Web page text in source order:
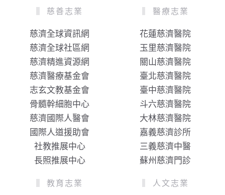
慈善志業
慈濟全球資訊網
慈濟全球社區網
慈濟精進資源網
慈濟醫療基金會
志玄文教基金會
骨髓幹細胞中心
慈濟國際人醫會
國際人道援助會
社教推展中心
長照推展中心
醫療志業
花蓮慈濟醫院
玉里慈濟醫院
關山慈濟醫院
臺北慈濟醫院
臺中慈濟醫院
斗六慈濟醫院
大林慈濟醫院
嘉義慈濟診所
三義慈濟中醫
蘇州慈濟門診
教育志業 人文志業